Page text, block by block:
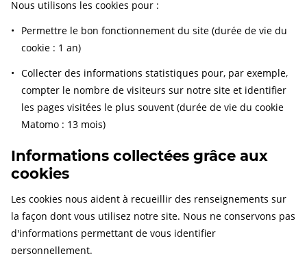
Nous utilisons les cookies pour :
Permettre le bon fonctionnement du site (durée de vie du
cookie : 1 an)
Collecter des informations statistiques pour, par exemple,
compter le nombre de visiteurs sur notre site et identifier
les pages visitées le plus souvent (durée de vie du cookie
Matomo : 13 mois)
Informations collectées grâce aux
cookies
Les cookies nous aident à recueillir des renseignements sur
la façon dont vous utilisez notre site. Nous ne conservons pas
d'informations permettant de vous identifier
personnellement.